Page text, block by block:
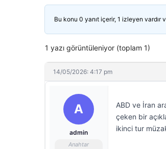
Bu konu 0 yanıt içerir, 1 izleyen vardır
1 yazı görüntüleniyor (toplam 1)
14/05/2026: 4:17 pm
A
admin
Anahtar
ABD ve İran
çeken bir
ikinci tur